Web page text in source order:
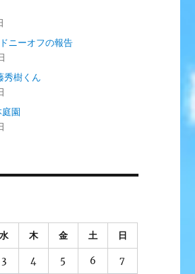
ニーオフの報告
秀樹くん
庭園
水 木 金 土 日
3 4 5 6 7